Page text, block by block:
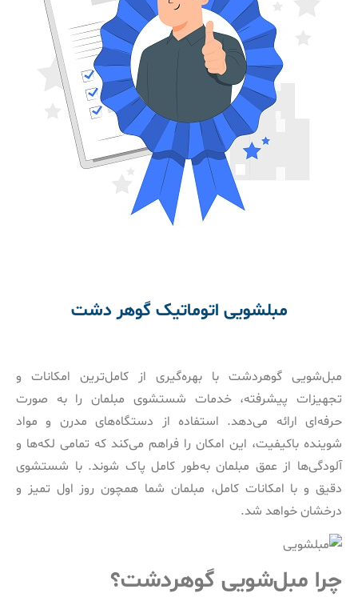
مبلشویی اتوماتیک گوهر دشت
مبل‌شویی گوهردشت با بهره‌گیری از کامل‌ترین امکانات و
تجهیزات پیشرفته، خدمات شستشوی مبلمان را به صورت
حرفه‌ای ارائه می‌دهد. استفاده از دستگاه‌های مدرن و مواد
شوینده باکیفیت، این امکان را فراهم می‌کند که تمامی لکه‌ها و
آلودگی‌ها از عمق مبلمان به‌طور کامل پاک شوند. با شستشوی
دقیق و با امکانات کامل، مبلمان شما همچون روز اول تمیز و
درخشان خواهد شد.
چرا مبل‌شویی گوهردشت؟